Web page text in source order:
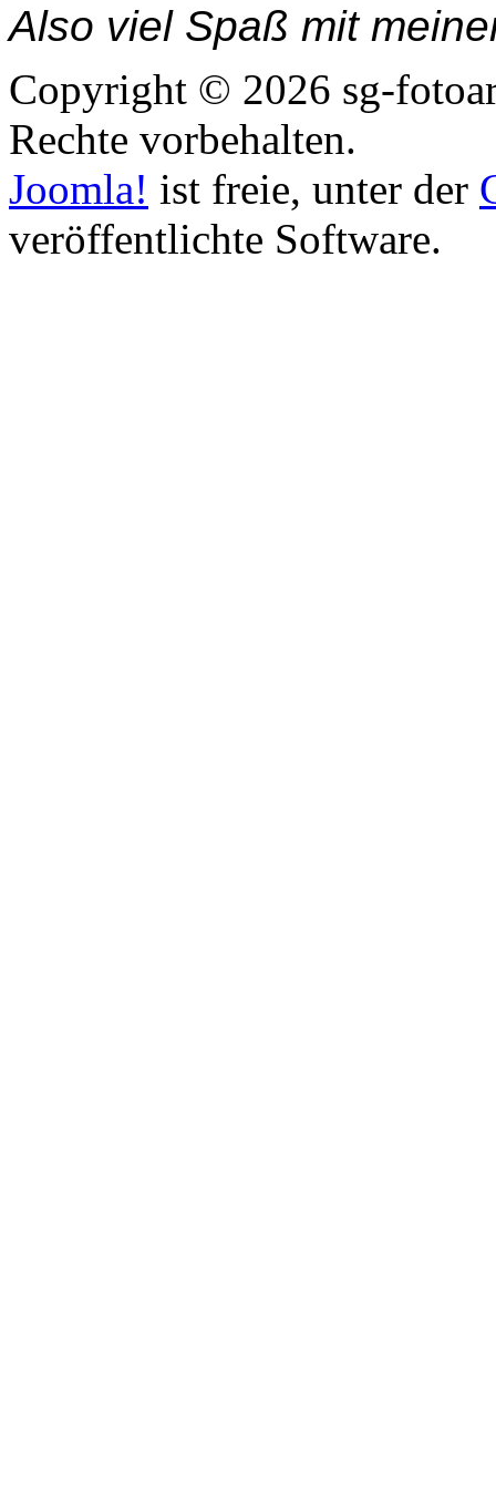
Also viel Spaß mit
Copyright © 2026 sg-
Rechte vorbehalten.
Joomla! ist freie, unter der
veröffentlichte Software.